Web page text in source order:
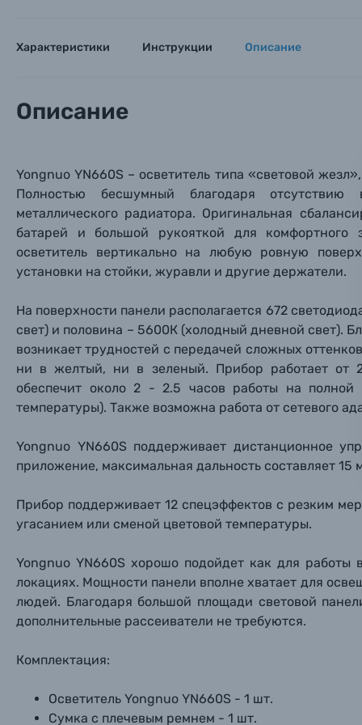
Тема
Ваш
Тема
Ваш
Объективы для фотоаппаратов
Аксессуары для фото и видеокамер
Оптические приборы
Осветительное оборудование
Книги о фотографии, альбомы известных
Солнцезащитные очки
Б/У фототехника (Комиссионные товары)
Уценённые товары
Вами с
Имя*
Номер
Характеристики Инструкции Описание
Описание
Yongnuo YN660S – осветитель типа «световой
Полностью бесшумный благодаря
металлического радиатора. Оригинальная
батарей и большой рукояткой для комфортного
осветитель вертикально на любую ровную
установки на стойки, журавли и другие держатели.
На поверхности панели располагается 672
свет) и половина – 5600К (холодный дневной свет).
возникает трудностей с передачей сложных
ни в желтый, ни в зеленый. Прибор работает от
обеспечит около 2 - 2.5 часов работы на
температуры). Также возможна работа от сетевого
Yongnuo YN660S поддерживает дистанционное
приложение, максимальная дальность составляет 15
Прибор поддерживает 12 спецэффектов с резким
угасанием или сменой цветовой температуры.
Yongnuo YN660S хорошо подойдет как для
локациях. Мощности панели вполне хватает для
людей. Благодаря большой площади световой
дополнительные рассеиватели не требуются.
Комплектация:
Осветитель Yongnuo YN660S - 1 шт.
Сумка с плечевым ремнем - 1 шт.
Тема
Ваш